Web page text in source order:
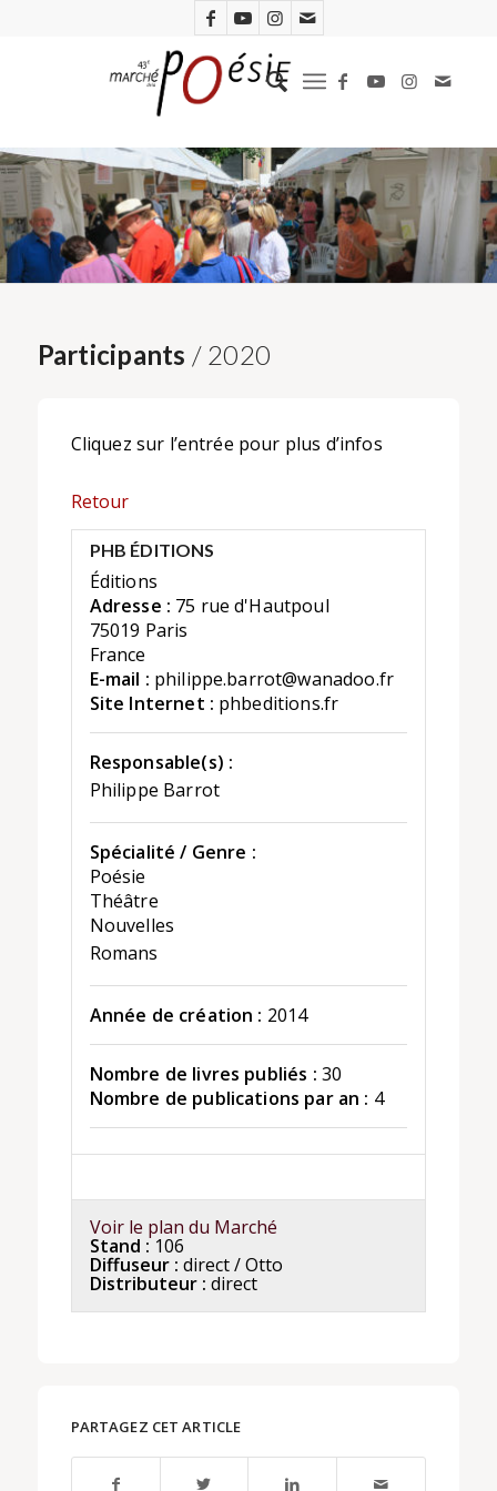
Participants / 2020
Cliquez sur l’entrée pour plus d’infos
Retour
PHB ÉDITIONS
Éditions
Adresse : 75 rue d'Hautpoul
75019 Paris
France
E-mail : philippe.barrot@wanadoo.fr
Site Internet : phbeditions.fr
Responsable(s) :
Philippe Barrot
Spécialité / Genre :
Poésie
Théâtre
Nouvelles
Romans
Année de création : 2014
Nombre de livres publiés : 30
Nombre de publications par an : 4
Voir le plan du Marché
Stand : 106
Diffuseur : direct / Otto
Distributeur : direct
PARTAGEZ CET ARTICLE